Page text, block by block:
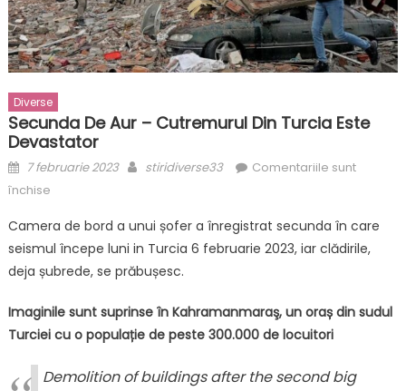
Diverse
Secunda De Aur – Cutremurul Din Turcia Este
Devastator
Posted
on
7 februarie 2023 Author
stiridiverse33
Comentariile sunt
închisepentru
de
aur
–
din
Turcia
devastator
Camera de bord a unui șofer a înregistrat secunda în care
seismul începe luni in Turcia 6 februarie 2023, iar clădirile,
deja șubrede, se prăbușesc.
Imaginile sunt suprinse în Kahramanmaraş, un oraș din sudul
Turciei cu o populație de peste 300.000 de locuitori
Demolition of buildings after the second big